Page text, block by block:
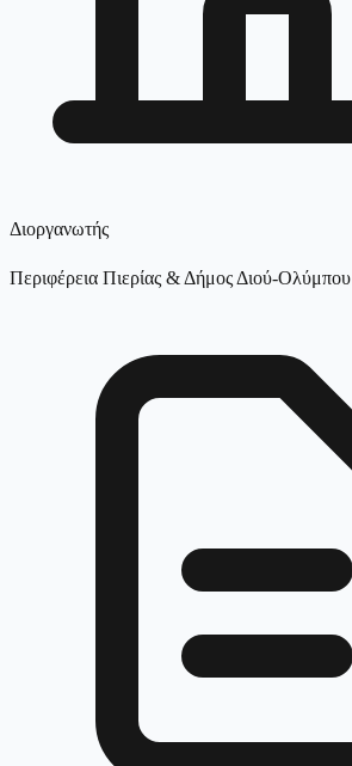
Διοργανωτής
Περιφέρεια Πιερίας & Δήμος Διού-Ολύμπου